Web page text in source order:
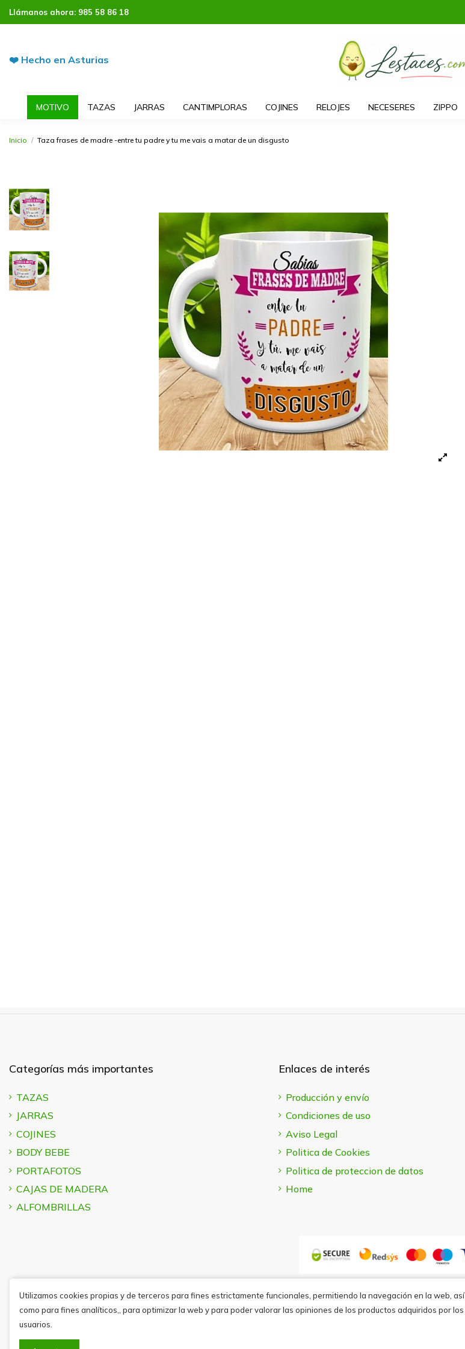
Llámanos ahora: 985 58 86 18
❤️ Hecho en Asturias
MOTIVO TAZAS JARRAS CANTIMPLORAS COJINES RELOJES NECESERES ZIPPO
Inicio Taza frases de madre -entre tu padre y tu me vais a matar de un disgusto
Categorías más importantes
TAZAS
JARRAS
COJINES
BODY BEBE
PORTAFOTOS
CAJAS DE MADERA
ALFOMBRILLAS
Enlaces de interés
Producción y envío
Condiciones de uso
Aviso Legal
Politica de Cookies
Politica de proteccion de datos
Home
Utilizamos cookies propias y de terceros para fines estrictamente funcionales, permitiendo la navegación en la web, así
como para fines analíticos,, para optimizar la web y para poder valorar las opiniones de los productos adquiridos por los
usuarios.